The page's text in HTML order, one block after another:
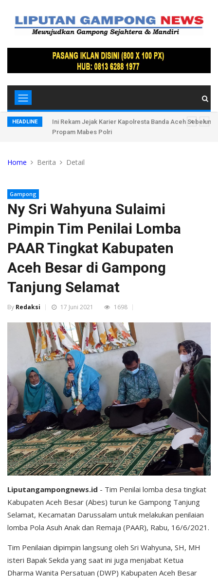
HEADLINE
Ratusan
Ini Rekam Jejak Karier Kapolresta Banda Aceh Sebelum
Propam Mabes Polri
Home Berita Detail
Gampong
Ny Sri Wahyuna Sulaimi
Pimpin Tim Penilai Lomba
PAAR Tingkat Kabupaten
Aceh Besar di Gampong
Tanjung Selamat
By Redaksi 17 Juni 2021 1698
Liputangampongnews.id - Tim Penilai lomba desa tingkat
Kabupaten Aceh Besar (Abes) turun ke Gampong Tanjung
Selamat, Kecamatan Darussalam untuk melakukan penilaian
lomba Pola Asuh Anak dan Remaja (PAAR), Rabu, 16/6/2021.
Tim Penilaian dipimpin langsung oleh Sri Wahyuna, SH, MH
isteri Bapak Sekda yang saat ini juga menjabat Ketua
Dharma Wanita Persatuan (DWP) Kabupaten Aceh Besar